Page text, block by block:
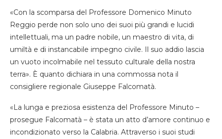
«Con la scomparsa del Professore Domenico Minuto
Reggio perde non solo uno dei suoi più grandi e lucidi
intellettuali, ma un padre nobile, un maestro di vita, di
umiltà e di instancabile impegno civile. Il suo addio lascia
un vuoto incolmabile nel tessuto culturale della nostra
terra». È quanto dichiara in una commossa nota il
consigliere regionale Giuseppe Falcomatà.
«La lunga e preziosa esistenza del Professore Minuto –
prosegue Falcomatà – è stata un atto d’amore continuo e
incondizionato verso la Calabria. Attraverso i suoi studi